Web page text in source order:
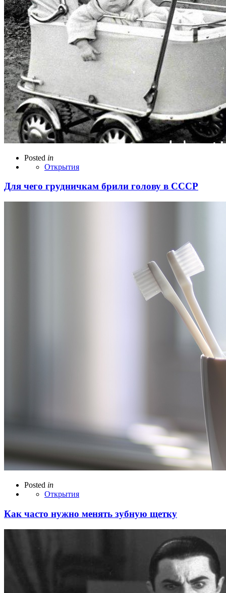
Posted in
Открытия
Для чего грудничкам брили голову в СССР
Posted in
Открытия
Как часто нужно менять зубную щетку